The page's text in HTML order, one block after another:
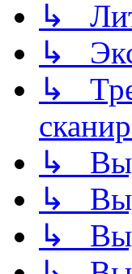
↳
↳
↳
↳
↳
↳